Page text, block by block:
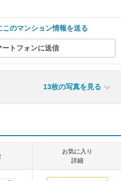
のマンション情報を送る
トフォンに送信
13枚の写真を見る
お気に入り
詳細